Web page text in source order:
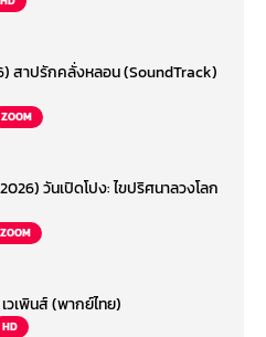
สาปรักคลั่งหลอน (SoundTrack)
ZOOM
วันเปิดโปง: ไขปริศนาลวงโลก
ZOOM
วเพินส์ (พากย์ไทย)
HD